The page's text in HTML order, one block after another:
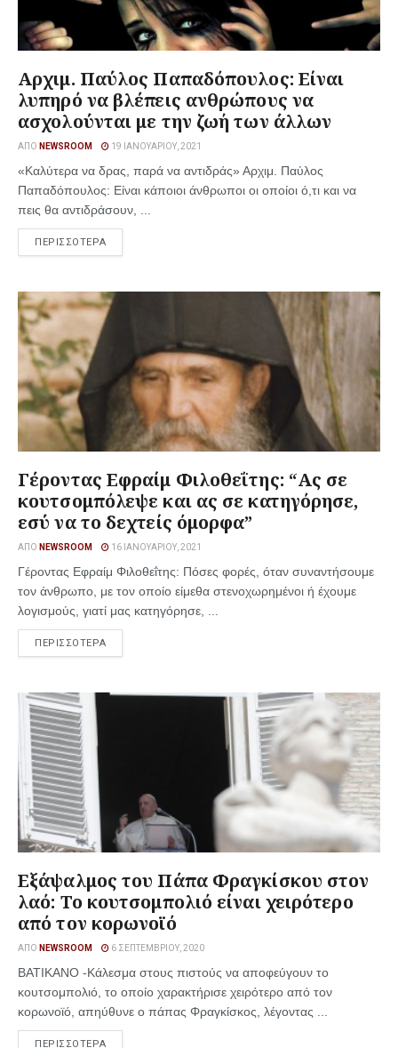
Αρχιμ. Παύλος Παπαδόπουλος: Είναι
λυπηρό να βλέπεις ανθρώπους να
ασχολούνται με την ζωή των άλλων
ΑΠΌ NEWSROOM 19 ΙΑΝΟΥΑΡΊΟΥ, 2021
«Καλύτερα να δρας, παρά να αντιδράς» Αρχιμ. Παύλος
Παπαδόπουλος: Είναι κάποιοι άνθρωποι οι οποίοι ό,τι και να
πεις θα αντιδράσουν, ...
ΠΕΡΙΣΣΟΤΕΡΑ
Γέροντας Εφραίμ Φιλοθεΐτης: “Ας σε
κουτσομπόλεψε και ας σε κατηγόρησε,
εσύ να το δεχτείς όμορφα”
ΑΠΌ NEWSROOM 16 ΙΑΝΟΥΑΡΊΟΥ, 2021
Γέροντας Εφραίμ Φιλοθεΐτης: Πόσες φορές, όταν συναντήσουμε
τον άνθρωπο, με τον οποίο είμεθα στενοχωρημένοι ή έχουμε
λογισμούς, γιατί μας κατηγόρησε, ...
ΠΕΡΙΣΣΟΤΕΡΑ
Εξάψαλμος του Πάπα Φραγκίσκου στον
λαό: Το κουτσομπολιό είναι χειρότερο
από τον κορωνοϊό
ΑΠΌ NEWSROOM 6 ΣΕΠΤΕΜΒΡΊΟΥ, 2020
ΒΑΤΙΚΑΝΟ -Κάλεσμα στους πιστούς να αποφεύγουν το
κουτσομπολιό, το οποίο χαρακτήρισε χειρότερο από τον
κορωνοϊό, απηύθυνε ο πάπας Φραγκίσκος, λέγοντας ...
ΠΕΡΙΣΣΟΤΕΡΑ